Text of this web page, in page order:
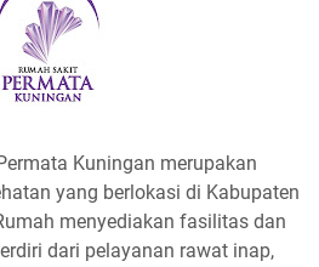
Kuningan merupakan
yang berlokasi di Kabupaten
menyediakan fasilitas dan
dari pelayanan rawat inap,